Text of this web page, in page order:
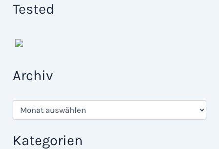
Tested
Archiv
A
iKategorien